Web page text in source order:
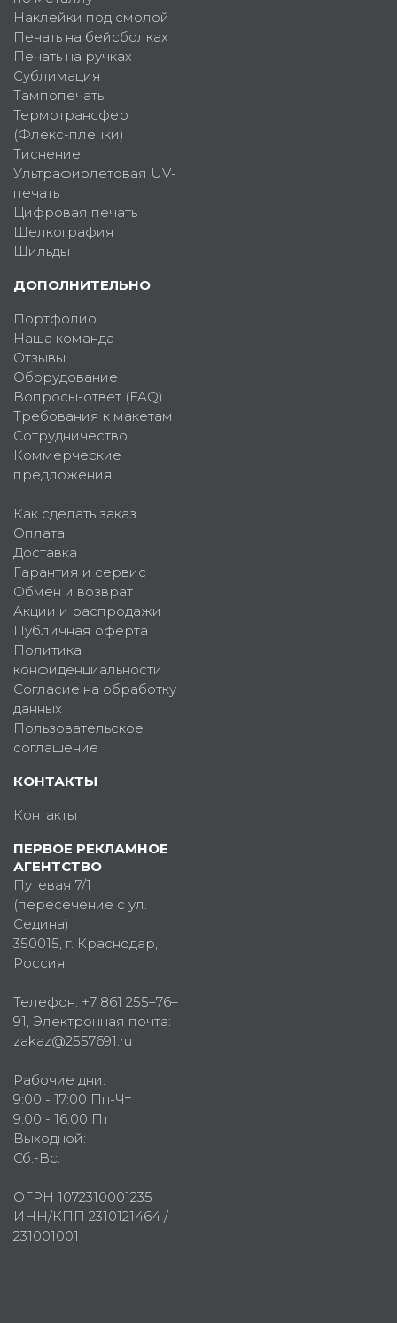
Наклейки под смолой
Печать на бейсболках
Печать на ручках
Сублимация
Тампопечать
Термотрансфер
(Флекс-пленки)
Тиснение
Ультрафиолетовая UV-
печать
Цифровая печать
Шелкография
Шильды
ДОПОЛНИТЕЛЬНО
Портфолио
Наша команда
Отзывы
Оборудование
Вопросы-ответ (FAQ)
Требования к макетам
Сотрудничество
Коммерческие
предложения
Как сделать заказ
Оплата
Доставка
Гарантия и сервис
Обмен и возврат
Акции и распродажи
Публичная оферта
Политика
конфиденциальности
Согласие на обработку
данных
Пользовательское
соглашение
КОНТАКТЫ
Контакты
ПЕРВОЕ РЕКЛАМНОЕ
АГЕНТСТВО
Путевая 7/1
(пересечение с ул.
Седина)
350015, г. Краснодар,
Россия
Телефон: +7 861 255–76–
91, Электронная почта:
zakaz@2557691.ru
Рабочие дни:
9:00 - 17:00 Пн-Чт
9:00 - 16:00 Пт
Выходной:
Сб.-Вс.
ОГРН 1072310001235
ИНН/КПП 2310121464 /
231001001